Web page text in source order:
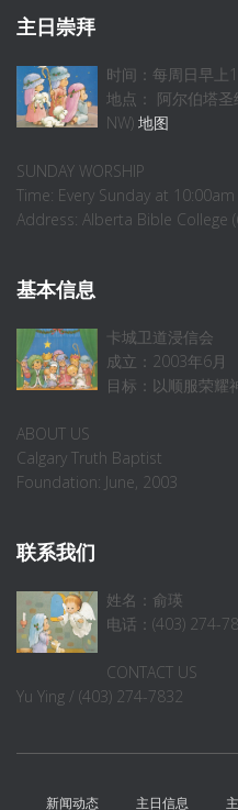
主日崇拜
时间：每周日早上
地点： 阿尔伯塔
NW) 地图
SUNDAY WORSHIP
Time: Every Sunday at 10:00am
Address: Alberta Bible College
基本信息
卡城卫道浸信会
成立：2003年6月
目标：以顺服荣耀
ABOUT US
Calgary Truth Baptist
Foundation: June, 2003
联系我们
姓名：俞瑛
电话：(403) 274-
CONTACT US
Yu Ying / (403) 274-7832
新闻动态 主日信息